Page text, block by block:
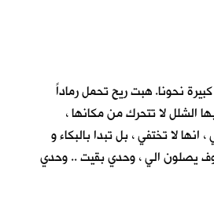
نحونا. هبت ريح تحمل رماداً
الشلل لا تتحرك من مكانها ،
لا تختفي ، بل تبدا بالبكاء و
يصلون الي ، وحدي بقيت .. وحدي